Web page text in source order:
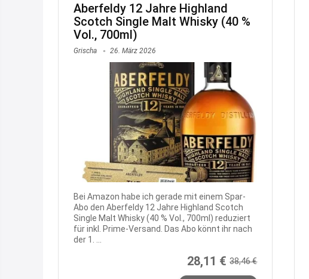
Aberfeldy 12 Jahre Highland
Scotch Single Malt Whisky (40 %
Vol., 700ml)
Grischa 26. März 2026
Bei Amazon habe ich gerade mit einem Spar-
Abo den Aberfeldy 12 Jahre Highland Scotch
Single Malt Whisky (40 % Vol., 700ml) reduziert
für inkl. Prime-Versand. Das Abo könnt ihr nach
der 1. ...
28,11 € 38,46 €